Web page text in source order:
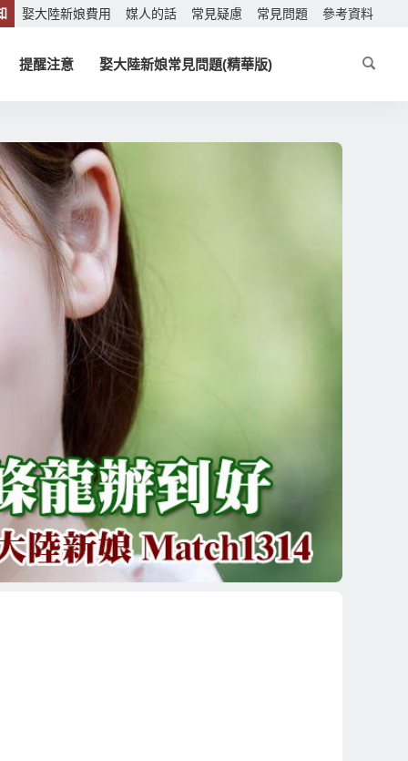
娶大陸新娘費用 媒人的話 常見疑慮 常見問題 參考資料
提醒注意 娶大陸新娘常見問題(精華版)